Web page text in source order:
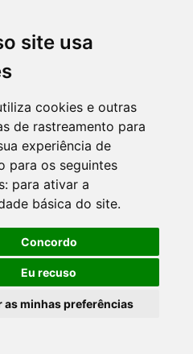
site usa
cookies e outras
de rastreamento para
experiência de
para os seguintes
para ativar a
básica do site.
Concordo
Eu recuso
as minhas preferências